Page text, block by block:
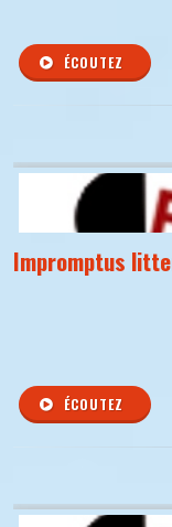
ÉCOUTEZ
Impromptus
ÉCOUTEZ